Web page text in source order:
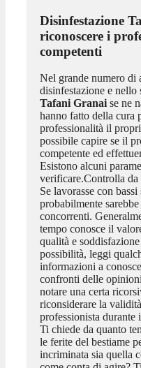
Disinfestazione
riconoscere i
competenti
Nel grande numero di
disinfestazione e nello
Tafani Granaise ne
hanno fatto della cura
professionalità il
possibile capire se il
competente ed
Esistono alcuni
verificare.Controlla da
Se lavorasse con
probabilmente
concorrenti.
tempo conosce il
qualità e
possibilità, leggi
informazioni a
confronti delle
notare una certa
riconsiderare la
professionista
Ti chiede da quanto
le ferite del bestiame
incriminata sia quella